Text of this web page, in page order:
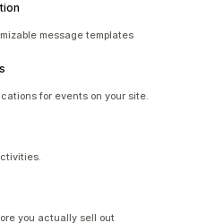
message templates
for events on your site.
you actually sell out